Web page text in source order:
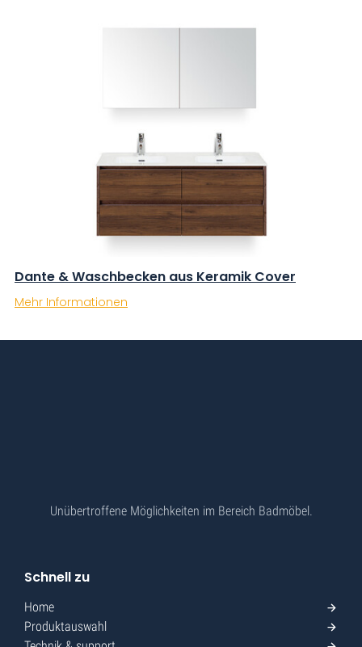
Dante & Waschbecken aus Keramik Cover
Mehr Informationen
Unübertroffene Möglichkeiten im Bereich Badmöbel.
Schnell zu
Home
Produktauswahl